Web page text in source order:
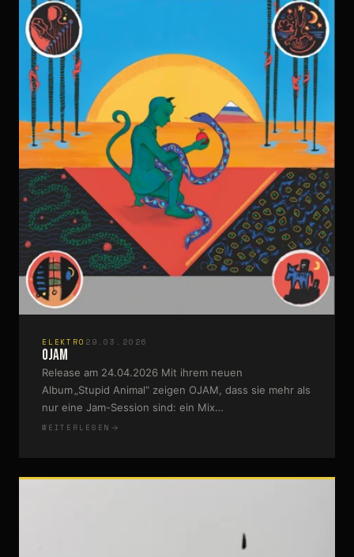
ELEKTRO 29.03.2026
OJAM
Release am 24.04.2026 Mit ihrem neuen
Album „Stupid Animal“ zeigen OJAM, dass sie mehr als
nur eine Jam-Session sind: ein Mix…
WEITERLESEN